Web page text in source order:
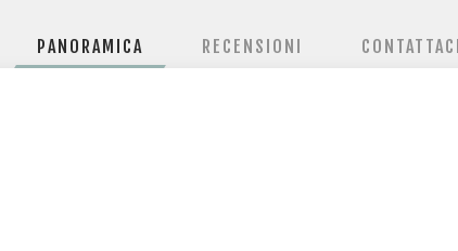
PANORAMICA RECENSIONI CONTATTACI